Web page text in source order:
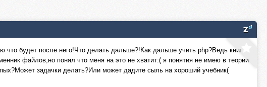
что будет после него!Что делать дальше?!Как дальше учить php?Ведь книг
файлов,но понял что меня на это не хватит:( я понятия не имею в теории
задачки делать?Или может дадите сыль на хороший учебник(